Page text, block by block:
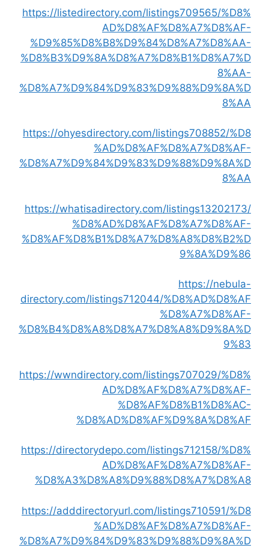
https://listedirectory.com/listings709565/%D8%
AD%D8%AF%D8%A7%D8%AF-
%D9%85%D8%B8%D9%84%D8%A7%D8%AA-
%D8%B3%D9%8A%D8%A7%D8%B1%D8%A7%D
8%AA-
%D8%A7%D9%84%D9%83%D9%88%D9%8A%D
8%AA
https://ohyesdirectory.com/listings708852/%D8
%AD%D8%AF%D8%A7%D8%AF-
%D8%A7%D9%84%D9%83%D9%88%D9%8A%D
8%AA
https://whatisadirectory.com/listings13202173/
%D8%AD%D8%AF%D8%A7%D8%AF-
%D8%AF%D8%B1%D8%A7%D8%A8%D8%B2%D
9%8A%D9%86
https://nebula-
directory.com/listings712044/%D8%AD%D8%AF
%D8%A7%D8%AF-
%D8%B4%D8%A8%D8%A7%D8%A8%D9%8A%D
9%83
https://wwndirectory.com/listings707029/%D8%
AD%D8%AF%D8%A7%D8%AF-
%D8%AF%D8%B1%D8%AC-
%D8%AD%D8%AF%D9%8A%D8%AF
https://directorydepo.com/listings712158/%D8%
AD%D8%AF%D8%A7%D8%AF-
%D8%A3%D8%A8%D9%88%D8%A7%D8%A8
https://adddirectoryurl.com/listings710591/%D8
%AD%D8%AF%D8%A7%D8%AF-
%D8%A7%D9%84%D9%83%D9%88%D9%8A%D